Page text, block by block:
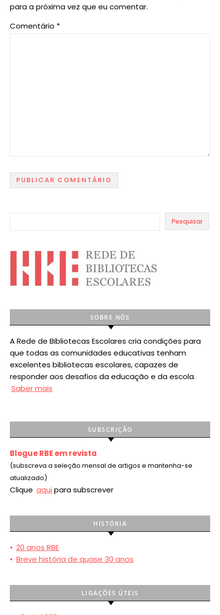
para a próxima vez que eu comentar.
Comentário *
Pesquisar
SOBRE NÓS
A Rede de Bibliotecas Escolares cria condições para
que todas as comunidades educativas tenham
excelentes bibliotecas escolares, capazes de
responder aos desafios da educação e da escola.
Saber mais
SUBSCRIÇÃO
Blogue RBE em revista
(subscreva a seleção mensal de artigos e mantenha-se
atualizado)
Clique aqui para subscrever
HISTÓRIA
• 20 anos RBE
• Breve história de quase 30 anos
LIGAÇÕES ÚTEIS